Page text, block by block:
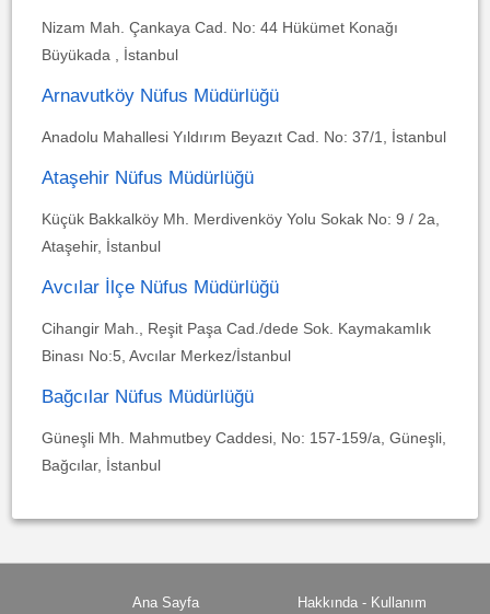
Nizam Mah. Çankaya Cad. No: 44 Hükümet Konağı
Büyükada , İstanbul
Arnavutköy Nüfus Müdürlüğü
Anadolu Mahallesi Yıldırım Beyazıt Cad. No: 37/1, İstanbul
Ataşehir Nüfus Müdürlüğü
Küçük Bakkalköy Mh. Merdivenköy Yolu Sokak No: 9 / 2a,
Ataşehir, İstanbul
Avcılar İlçe Nüfus Müdürlüğü
Cihangir Mah., Reşit Paşa Cad./dede Sok. Kaymakamlık
Binası No:5, Avcılar Merkez/İstanbul
Bağcılar Nüfus Müdürlüğü
Güneşli Mh. Mahmutbey Caddesi, No: 157-159/a, Güneşli,
Bağcılar, İstanbul
Ana Sayfa Hakkında - Kullanım